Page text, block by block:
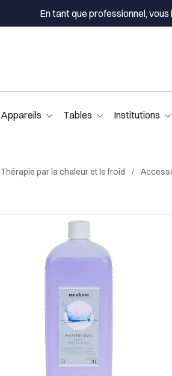
En tant que professionnel,
Appareils Tables Institutions
Thérapie par la chaleur et le froid